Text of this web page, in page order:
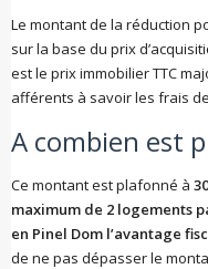
Le montant de la réduction
sur la base du prix
est le prix immobilier TTC
afférents à savoir les frais
A combien est
Ce montant est plafonné à
maximum de 2 logements
en Pinel Dom l’avantage
de ne pas dépasser le